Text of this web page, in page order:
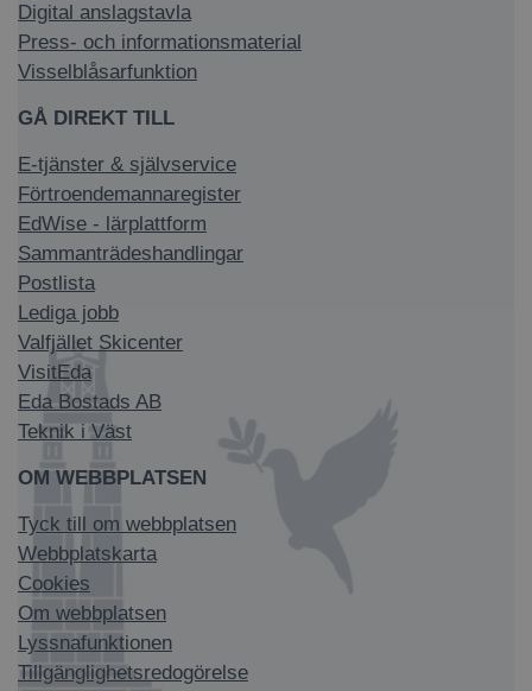
Digital anslagstavla
Press- och informationsmaterial
Visselblåsarfunktion
GÅ DIREKT TILL
E-tjänster & självservice
Förtroendemannaregister
EdWise - lärplattform
Sammanträdeshandlingar
Postlista
Lediga jobb
Valfjället Skicenter
VisitEda
Eda Bostads AB
Teknik i Väst
OM WEBBPLATSEN
Tyck till om webbplatsen
Webbplatskarta
Cookies
Om webbplatsen
Lyssnafunktionen
Tillgänglighetsredogörelse